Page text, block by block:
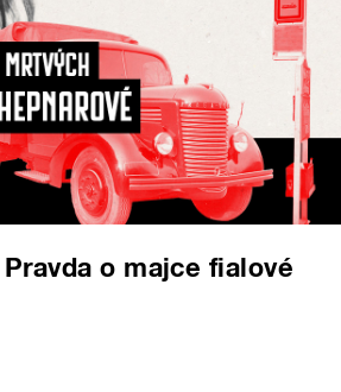
o majce fialové